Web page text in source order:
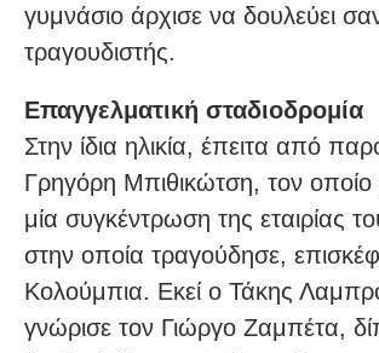
γυμνάσιο άρχισε να δουλεύει
τραγουδιστής.
Επαγγελματική σταδιοδρομία
Στην ίδια ηλικία, έπειτα από
Γρηγόρη Μπιθικώτση, τον οποίο
μία συγκέντρωση της εταιρίας
στην οποία τραγούδησε,
Κολούμπια. Εκεί ο Τάκης
γνώρισε τον Γιώργο Ζαμπέτα,